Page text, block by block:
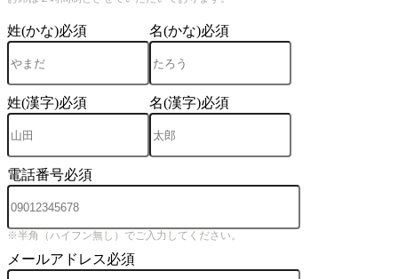
姓(かな)必須 名(かな)必須
姓(漢字)必須 名(漢字)必須
電話番号必須
※半角（ハイフン無し）でご入力してください。
メールアドレス必須